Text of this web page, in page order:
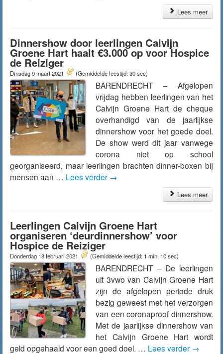
Lees meer
Dinnershow door leerlingen Calvijn
Groene Hart haalt €3.000 op voor Hospice
de Reiziger
Dinsdag 9 maart 2021 (Gemiddelde leestijd: 30 sec)
BARENDRECHT – Afgelopen
vrijdag hebben leerlingen van het
Calvijn Groene Hart de cheque
overhandigd van de jaarlijkse
dinnershow voor het goede doel.
De show werd dit jaar vanwege
corona niet op school
georganiseerd, maar leerlingen brachten dinner-boxen bij
mensen aan … Lees verder →
Lees meer
Leerlingen Calvijn Groene Hart
organiseren ‘deurdinnershow’ voor
Hospice de Reiziger
Donderdag 18 februari 2021 (Gemiddelde leestijd: 1 min, 10 sec)
BARENDRECHT – De leerlingen
uit 3vwo van Calvijn Groene Hart
zijn de afgelopen periode druk
bezig geweest met het verzorgen
van een coronaproof dinnershow.
Met de jaarlijkse dinnershow van
het Calvijn Groene Hart wordt
geld opgehaald voor een goed doel. … Lees verder →